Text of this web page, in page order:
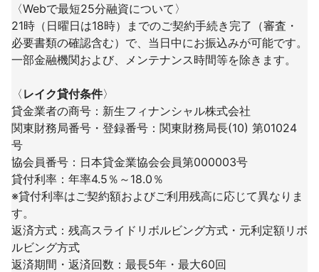
〈Webで最短25分融資について〉
21時（日曜日は18時）までのご契約手続き完了（審査・
必要書類の確認含む）で、当日中にお振込みが可能です。
一部金融機関および、メンテナンス時間等を除きます。
〈 レイク貸付条件〉
貸金業者の商号：新生フィナンシャル株式会社
関東財務局番号・登録番号：関東財務局長(10) 第01024
号
協会員番号：日本貸金業協会会員第000003号
貸付利率：年率4.5％～18.0％
※貸付利率はご契約額およびご利用残高に応じて異なりま
す。
返済方式：残高スライドリボルビング方式・元利定額リボ
ルビング方式
返済期間・返済回数：最長5年・最大60回